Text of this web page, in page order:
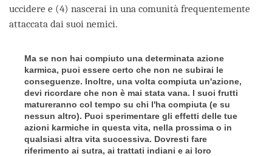
uccidere e (4) nascerai in una comunità frequentemente
attaccata dai suoi nemici.
Ma se non hai compiuto una determinata azione
karmica, puoi essere certo che non ne subirai le
conseguenze. Inoltre, una volta compiuta un'azione,
devi ricordare che non è mai stata vana. I suoi frutti
matureranno col tempo su chi l'ha compiuta (e su
nessun altro). Puoi sperimentare gli effetti delle tue
azioni karmiche in questa vita, nella prossima o in
qualsiasi altra vita successiva. Dovresti fare
riferimento ai sutra, ai trattati indiani e ai loro